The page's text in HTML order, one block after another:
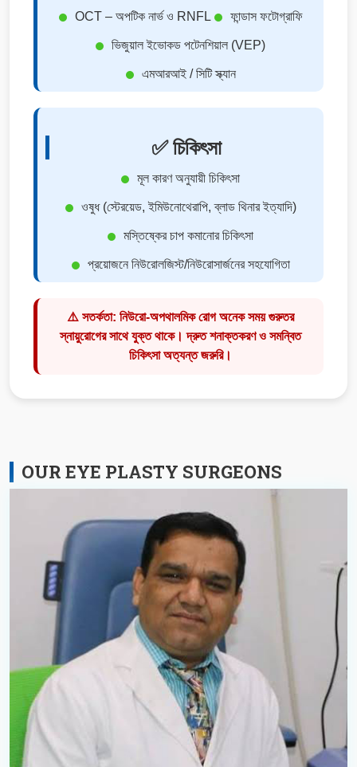
OCT – অপটিক নার্ভ ও RNFL ফান্ডাস ফটোগ্রাফি
ভিজুয়াল ইভোকড পটেনশিয়াল (VEP)
এমআরআই / সিটি স্ক্যান
✅ চিকিৎসা
মূল কারণ অনুযায়ী চিকিৎসা
ওষুধ (স্টেরয়েড, ইমিউনোথেরাপি, ব্লাড থিনার ইত্যাদি)
মস্তিষ্কের চাপ কমানোর চিকিৎসা
প্রয়োজনে নিউরোলজিস্ট/নিউরোসার্জনের সহযোগিতা
⚠️ সতর্কতা: নিউরো-অপথালমিক রোগ অনেক সময় গুরুতর
স্নায়ুরোগের সাথে যুক্ত থাকে। দ্রুত শনাক্তকরণ ও সমন্বিত
চিকিৎসা অত্যন্ত জরুরি।
OUR EYE PLASTY SURGEONS